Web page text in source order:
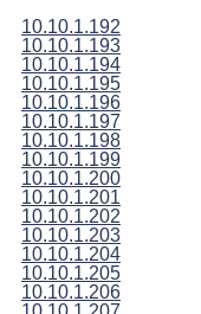
10.10.1.192
10.10.1.193
10.10.1.194
10.10.1.195
10.10.1.196
10.10.1.197
10.10.1.198
10.10.1.199
10.10.1.200
10.10.1.201
10.10.1.202
10.10.1.203
10.10.1.204
10.10.1.205
10.10.1.206